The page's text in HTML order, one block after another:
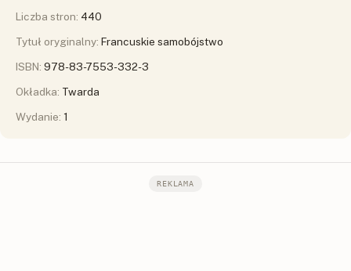
Liczba stron: 440
Tytuł oryginalny: Francuskie samobójstwo
ISBN: 978-83-7553-332-3
Okładka: Twarda
Wydanie: 1
REKLAMA